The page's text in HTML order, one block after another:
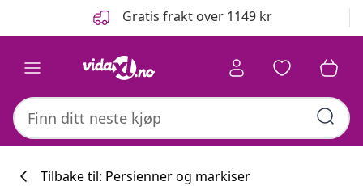
Gratis frakt over 1149 kr
Tilbake til: Persienner og markiser